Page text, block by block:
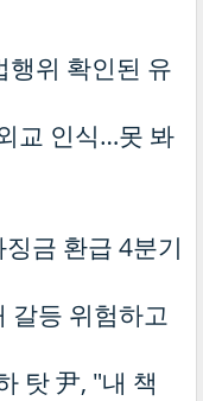
행위 확인된 유
교 인식…못 봐
금 환급 4분기
갈등 위험하고
탓 尹, "내 책